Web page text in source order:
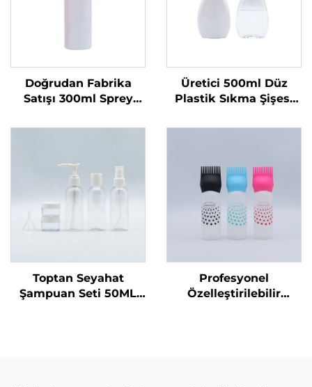
Doğrudan Fabrika
Satışı 300ml Sprey
Yuvarlak Omuzlu
Üretici 500ml Düz
Plastik Sıkma Şişesi
Logolu Bulaşık Sabunu
Mühürleme
Toptan Seyahat
Şampuan Seti 50ML
Profesyonel
Özelleştirilebilir